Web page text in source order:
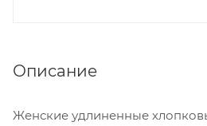
Описание
Женские удлиненные